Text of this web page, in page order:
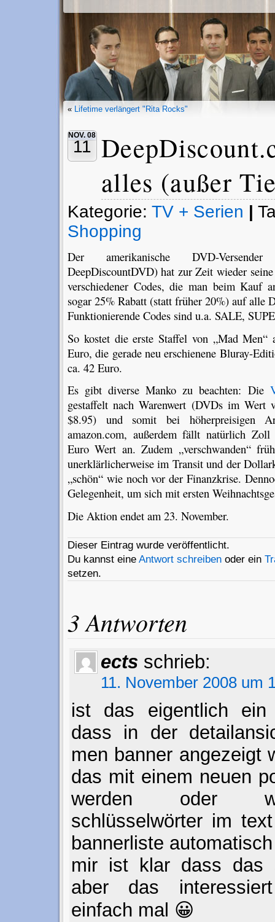
« Lifetime verlängert "Rita Rocks"
NOV. 08
11
alles (außer
Kategorie: TV + Serien |
Shopping
Der amerikanische DVD-
DeepDiscountDVD) hat zur Zeit wieder
verschiedener Codes, die man beim Kauf
sogar 25% Rabatt (statt früher 20%) auf alle
Funktionierende Codes sind u.a. SALE,
So kostet die erste Staffel von „Mad
Euro, die gerade neu erschienene Bluray-
ca. 42 Euro.
Es gibt diverse Manko zu beachten: Die
gestaffelt nach Warenwert (DVDs im Wert
$8.95) und somit bei höherpreisigen
amazon.com, außerdem fällt natürlich
Euro Wert an. Zudem „verschwanden“
unerklärlicherweise im Transit und der
„schön“ wie noch vor der Finanzkrise.
Gelegenheit, um sich mit ersten
Die Aktion endet am 23. November.
Dieser Eintrag wurde veröffentlicht.
Du kannst eine Antwort schreibenoder ein
setzen.
3 Antworten
ects schrieb:
11. November 2008 um
ist das eigentlich ein
dass in der
men banner angezeigt
das mit einem neuen
werden oder
schlüsselwörter im
bannerliste
mir ist klar dass das
aber das
einfach mal 😀